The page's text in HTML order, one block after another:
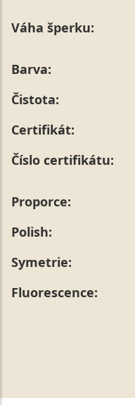
sdělit během jejího
Pro sdělení skladové
Váha šperku:
Barva:
Čistota:
Certifikát:
Číslo certifikátu:
Proporce:
Polish:
Symetrie:
Fluorescence: